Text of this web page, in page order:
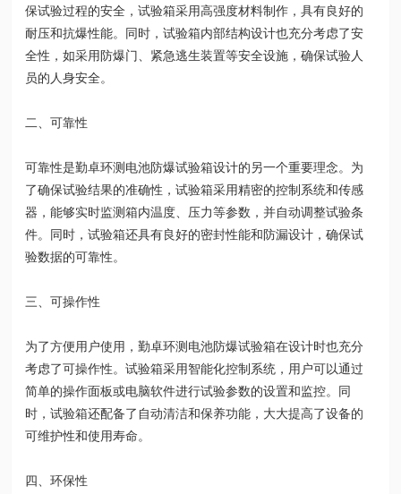
保试验过程的安全，试验箱采用高强度材料制作，具有良好的
耐压和抗爆性能。同时，试验箱内部结构设计也充分考虑了安
全性，如采用防爆门、紧急逃生装置等安全设施，确保试验人
员的人身安全。
二、可靠性
可靠性是勤卓环测电池防爆试验箱设计的另一个重要理念。为
了确保试验结果的准确性，试验箱采用精密的控制系统和传感
器，能够实时监测箱内温度、压力等参数，并自动调整试验条
件。同时，试验箱还具有良好的密封性能和防漏设计，确保试
验数据的可靠性。
三、可操作性
为了方便用户使用，勤卓环测电池防爆试验箱在设计时也充分
考虑了可操作性。试验箱采用智能化控制系统，用户可以通过
简单的操作面板或电脑软件进行试验参数的设置和监控。同
时，试验箱还配备了自动清洁和保养功能，大大提高了设备的
可维护性和使用寿命。
四、环保性